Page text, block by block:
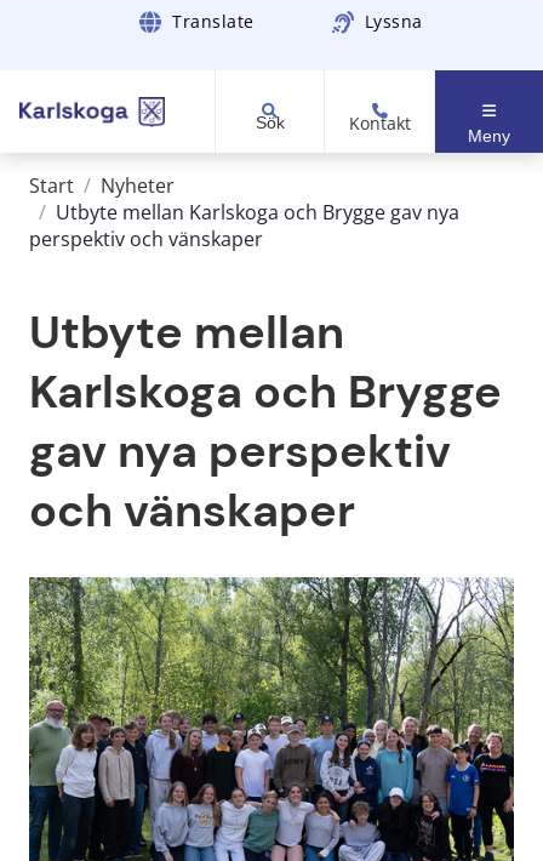
Gå till innehåll Translate Lyssna
Sök Kontakt
Meny
Start / Nyheter
/ Utbyte mellan Karlskoga och Brygge gav nya
perspektiv och vänskaper
Utbyte mellan
Karlskoga och Brygge
gav nya perspektiv
och vänskaper